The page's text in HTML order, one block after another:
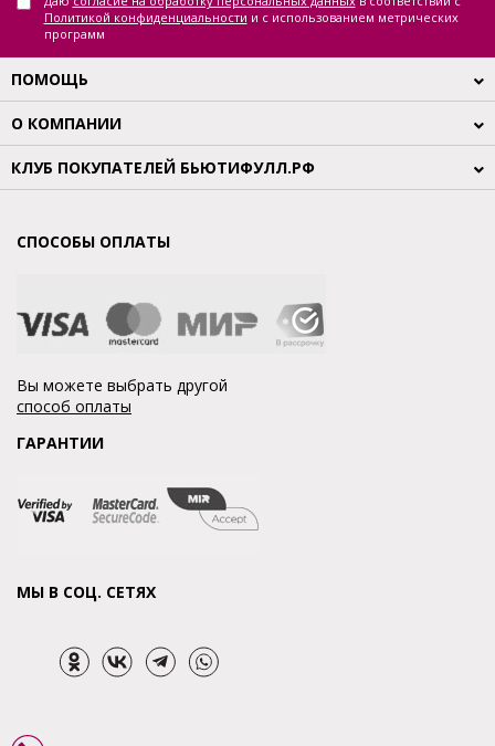
Политикой конфиденциальности и с использованием метрических
программ
ПОМОЩЬ
О КОМПАНИИ
КЛУБ ПОКУПАТЕЛЕЙ БЬЮТИФУЛЛ.РФ
СПОСОБЫ ОПЛАТЫ
Вы можете выбрать другой
способ оплаты
ГАРАНТИИ
МЫ В СОЦ. СЕТЯХ